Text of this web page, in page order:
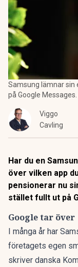
Samsung lämnar sin
på Google
Viggo
Cavling
Har du en
över vilken app
pensionerar nu
stället fullt ut på
Google tar över
I många år har
företagets egen
skriver danska